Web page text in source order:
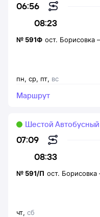
06:56
08:23
пн, ср, пт, вс
№ 591Ф ост. Борисовка –
Маршрут
07:09
08:33
Шестой
чт, сб
№ 591/П ост. Борисовка